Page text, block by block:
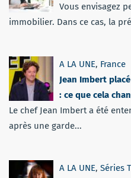
Vous envisagez
immobilier. Dans ce cas, la
A LA UNE, France
Jean Imbert
: ce que cela
Le chef Jean Imbert a été
après une garde...
A LA UNE, Séries